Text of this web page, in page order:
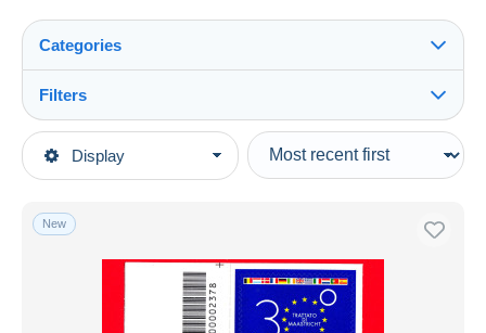
Display
Categories
Main categories
Europe
Filters
Type of sale
Ongoing
Auctions without bids
Auction houses
New